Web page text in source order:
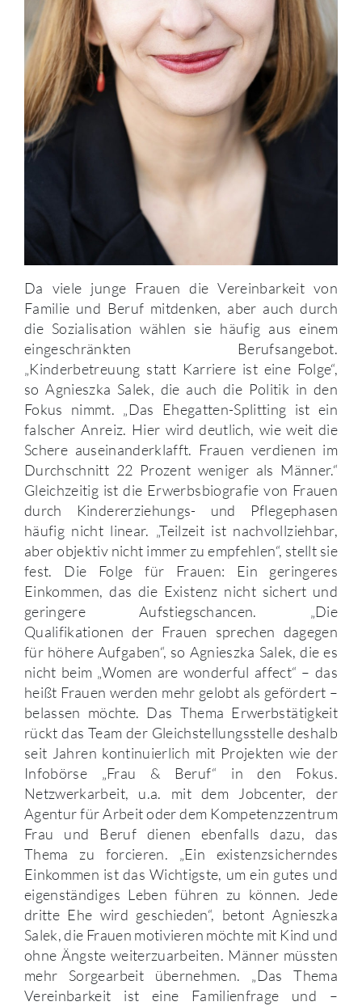
Da viele junge Frauen die Vereinbarkeit von
Familie und Beruf mitdenken, aber auch durch
die Sozialisation wählen sie häufig aus einem
eingeschränkten Berufsangebot.
„Kinderbetreuung statt Karriere ist eine Folge“,
so Agnieszka Salek, die auch die Politik in den
Fokus nimmt. „Das Ehegatten-Splitting ist ein
falscher Anreiz. Hier wird deutlich, wie weit die
Schere auseinanderklafft. Frauen verdienen im
Durchschnitt 22 Prozent weniger als Männer.“
Gleichzeitig ist die Erwerbsbiografie von Frauen
durch Kindererziehungs- und Pflegephasen
häufig nicht linear. „Teilzeit ist nachvollziehbar,
aber objektiv nicht immer zu empfehlen“, stellt sie
fest. Die Folge für Frauen: Ein geringeres
Einkommen, das die Existenz nicht sichert und
geringere Aufstiegschancen. „Die
Qualifikationen der Frauen sprechen dagegen
für höhere Aufgaben“, so Agnieszka Salek, die es
nicht beim „Women are wonderful affect“ – das
heißt Frauen werden mehr gelobt als gefördert –
belassen möchte. Das Thema Erwerbstätigkeit
rückt das Team der Gleichstellungsstelle deshalb
seit Jahren kontinuierlich mit Projekten wie der
Infobörse „Frau & Beruf“ in den Fokus.
Netzwerkarbeit, u.a. mit dem Jobcenter, der
Agentur für Arbeit oder dem Kompetenzzentrum
Frau und Beruf dienen ebenfalls dazu, das
Thema zu forcieren. „Ein existenzsicherndes
Einkommen ist das Wichtigste, um ein gutes und
eigenständiges Leben führen zu können. Jede
dritte Ehe wird geschieden“, betont Agnieszka
Salek, die Frauen motivieren möchte mit Kind und
ohne Ängste weiterzuarbeiten. Männer müssten
mehr Sorgearbeit übernehmen. „Das Thema
Vereinbarkeit ist eine Familienfrage und –